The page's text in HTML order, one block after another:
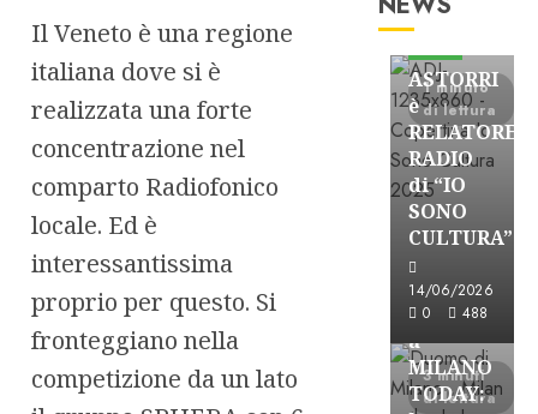
Il Veneto è una regione
italiana dove si è
realizzata una forte
concentrazione nel
comparto Radiofonico
locale. Ed è
interessantissima
proprio per questo. Si
fronteggiano nella
competizione da un lato
1 minuto
di lettura
Astorri News
ASTORRI
è
RELATORE
RADIO
di “IO
SONO
CULTURA”
14/06/2026
0
488
3 minuti
di lettura
FREE
ASTORRI
a
MILANO
TODAY: